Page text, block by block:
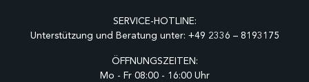
SERVICE-HOTLINE:
Unterstützung und Beratung unter: +49 2336 – 8193175
ÖFFNUNGSZEITEN:
Mo - Fr 08:00 - 16:00 Uhr